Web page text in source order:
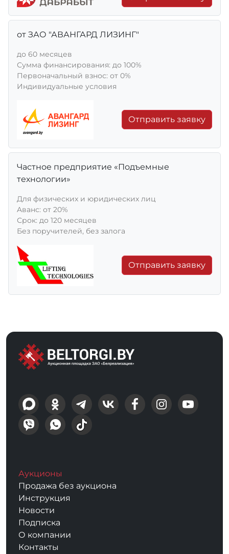
от ЗАО "АВАНГАРД ЛИЗИНГ"
до 60 месяцев
Сумма финансирования: до 100%
Первоначальный взнос: от 0%
Индивидуальные условия
Отправить заявку
Частное предприятие «Подъемные
технологии»
Для физических и юридических лиц
Aванс: от 20%
Срок: до 120 месяцев
Без поручителей, без залога
Отправить заявку
Аукционы
Продажа без аукциона
Инструкция
Новости
Подписка
О компании
Контакты